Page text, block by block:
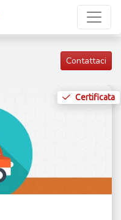
Contattaci
Certificata